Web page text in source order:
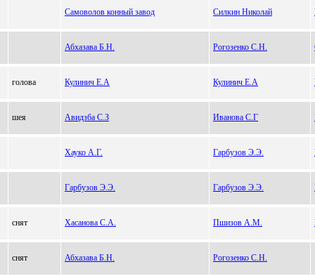
Самоволов конный завод Силкин Николай
Абхазава Б.Н. Рогозенко С.Н.
голова Кулинич Е.А Кулинич Е.А
шея Авидзба С.З Иванова С.Г
Хауко А.Г. Гарбузов Э.Э.
Гарбузов Э.Э. Гарбузов Э.Э.
снят Хасанова С.А. Пшизов А.М.
снят Абхазава Б.Н. Рогозенко С.Н.